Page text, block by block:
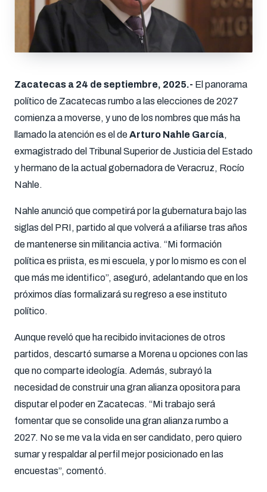
Zacatecas a 24 de septiembre, 2025.- El panorama
político de Zacatecas rumbo a las elecciones de 2027
comienza a moverse, y uno de los nombres que más ha
llamado la atención es el deArturo Nahle García,
exmagistrado del Tribunal Superior de Justicia del Estado
y hermano de la actual gobernadora de Veracruz, Rocío
Nahle.
Nahle anunció que competirá por la gubernatura bajo las
siglas del PRI, partido al que volverá a afiliarse tras años
de mantenerse sin militancia activa. “Mi formación
política es priista, es mi escuela, y por lo mismo es con el
que más me identifico”, aseguró, adelantando que en los
próximos días formalizará su regreso a ese instituto
político.
Aunque reveló que ha recibido invitaciones de otros
partidos, descartó sumarse a Morena u opciones con las
que no comparte ideología. Además, subrayó la
necesidad de construir una gran alianza opositora para
disputar el poder en Zacatecas. “Mi trabajo será
fomentar que se consolide una gran alianza rumbo a
2027. No se me va la vida en ser candidato, pero quiero
sumar y respaldar al perfil mejor posicionado en las
encuestas”, comentó.